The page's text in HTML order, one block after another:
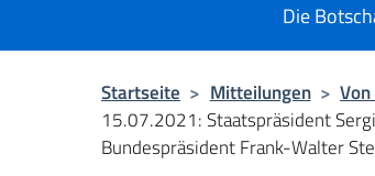
Die
Startseite > Mitteilungen >
15.07.2021: Staatspräsident
Bundespräsident Frank-Walter